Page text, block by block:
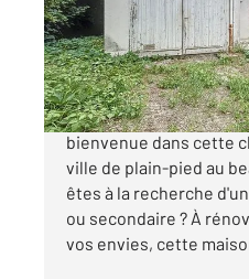
Maison à vendre
69 000
« L'ÉPINE DOUCE » À
bienvenue dans cette
ville de plain-pied au
êtes à la recherche
ou secondaire ? À
vos envies, cette